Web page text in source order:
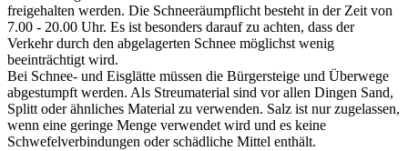
freigehalten werden. Die Schneeräumpflicht besteht in der Zeit von
7.00 - 20.00 Uhr. Es ist besonders darauf zu achten, dass der
Verkehr durch den abgelagerten Schnee möglichst wenig
beeinträchtigt wird.
Bei Schnee- und Eisglätte müssen die Bürgersteige und Überwege
abgestumpft werden. Als Streumaterial sind vor allen Dingen Sand,
Splitt oder ähnliches Material zu verwenden. Salz ist nur zugelassen,
wenn eine geringe Menge verwendet wird und es keine
Schwefelverbindungen oder schädliche Mittel enthält.